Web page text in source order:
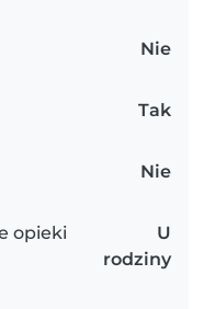
Nie
Tak
Nie
opieki
U
rodziny